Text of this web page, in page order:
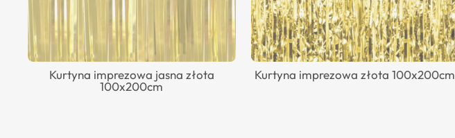
Kurtyna imprezowa jasna złota
100x200cm
Kurtyna imprezowa złota 100x200cm